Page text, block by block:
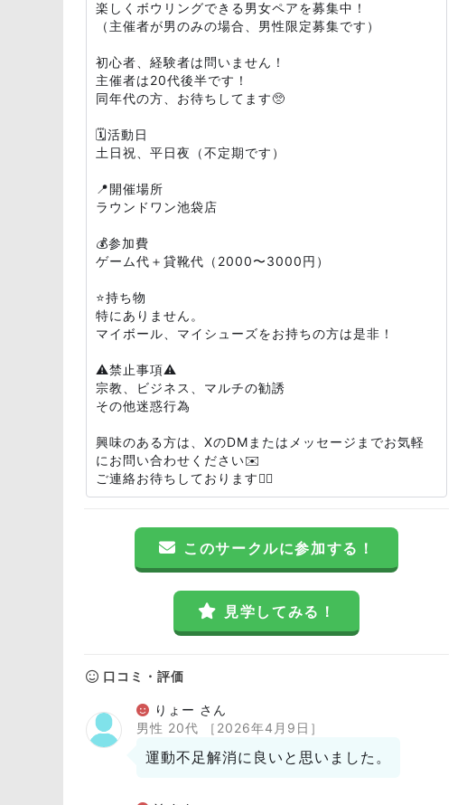
楽しくボウリングできる男女ペアを募集中！
（主催者が男のみの場合、男性限定募集です）
初心者、経験者は問いません！
主催者は20代後半です！
同年代の方、お待ちしてます🥺
🗓️活動日
土日祝、平日夜（不定期です）
📍開催場所
ラウンドワン池袋店
💰参加費
ゲーム代＋貸靴代（2000〜3000円）
⭐️持ち物
特にありません。
マイボール、マイシューズをお持ちの方は是非！
⚠️禁止事項⚠️
宗教、ビジネス、マルチの勧誘
その他迷惑行為
興味のある方は、XのDMまたはメッセージまでお気軽
にお問い合わせください✉️
ご連絡お待ちしております🙇‍♀️
このサークルに参加する！
見学してみる！
口コミ・評価
りょー さん
男性 20代
［2026年4月9日］
運動不足解消に良いと思いました。